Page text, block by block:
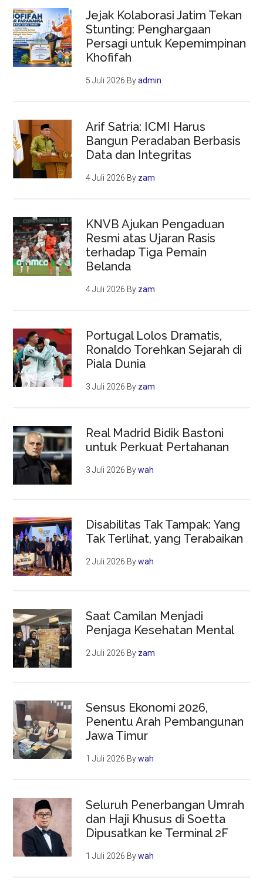
Jejak Kolaborasi Jatim Tekan
Stunting: Penghargaan
Persagi untuk Kepemimpinan
Khofifah
5 Juli 2026 Byadmin
Arif Satria: ICMI Harus
Bangun Peradaban Berbasis
Data dan Integritas
4 Juli 2026 By zam
KNVB Ajukan Pengaduan
Resmi atas Ujaran Rasis
terhadap Tiga Pemain
Belanda
4 Juli 2026 By zam
Portugal Lolos Dramatis,
Ronaldo Torehkan Sejarah di
Piala Dunia
3 Juli 2026 By zam
Real Madrid Bidik Bastoni
untuk Perkuat Pertahanan
3 Juli 2026 Bywah
Disabilitas Tak Tampak: Yang
Tak Terlihat, yang Terabaikan
2 Juli 2026 Bywah
Saat Camilan Menjadi
Penjaga Kesehatan Mental
2 Juli 2026 By zam
Sensus Ekonomi 2026,
Penentu Arah Pembangunan
Jawa Timur
1 Juli 2026 Bywah
Seluruh Penerbangan Umrah
dan Haji Khusus di Soetta
Dipusatkan ke Terminal 2F
1 Juli 2026 Bywah